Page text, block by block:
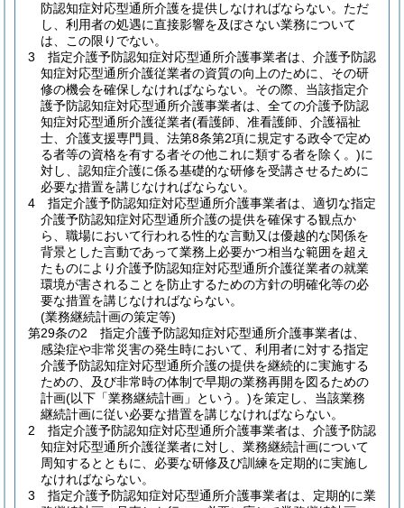
防認知症対応型通所介護を提供しなければならない。 ただ
し、利用者の処遇に直接影響を及ぼさない業務について
は、この限りでない。
3
指定介護予防認知症対応型通所介護事業者は、介護予防認
知症対応型通所介護従業者の資質の向上のために、その研
修の機会を確保しなければならない。 その際、当該指定介
護予防認知症対応型通所介護事業者は、全ての介護予防認
知症対応型通所介護従業者(看護師、准看護師、介護福祉
士、介護支援専門員、法第8条第2項に規定する政令で定め
る者等の資格を有する者その他これに類する者を除く。)に
対し、認知症介護に係る基礎的な研修を受講させるために
必要な措置を講じなければならない。
4
指定介護予防認知症対応型通所介護事業者は、適切な指定
介護予防認知症対応型通所介護の提供を確保する観点か
ら、職場において行われる性的な言動又は優越的な関係を
背景とした言動であって業務上必要かつ相当な範囲を超え
たものにより介護予防認知症対応型通所介護従業者の就業
環境が害されることを防止するための方針の明確化等の必
要な措置を講じなければならない。
(業務継続計画の策定等)
第29条の2
指定介護予防認知症対応型通所介護事業者は、
感染症や非常災害の発生時において、利用者に対する指定
介護予防認知症対応型通所介護の提供を継続的に実施する
ための、及び非常時の体制で早期の業務再開を図るための
計画(以下「業務継続計画」という。)を策定し、当該業務
継続計画に従い必要な措置を講じなければならない。
2
指定介護予防認知症対応型通所介護事業者は、介護予防認
知症対応型通所介護従業者に対し、業務継続計画について
周知するとともに、必要な研修及び訓練を定期的に実施し
なければならない。
3
指定介護予防認知症対応型通所介護事業者は、定期的に業